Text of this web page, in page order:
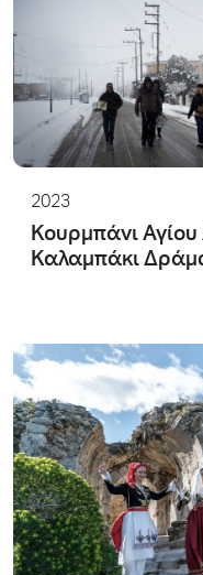
2023
Κουρμπάνι
Καλαμπάκι